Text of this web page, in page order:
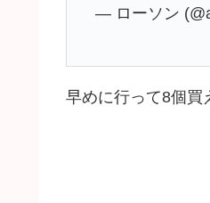
— ローソン
早めに行って8個買